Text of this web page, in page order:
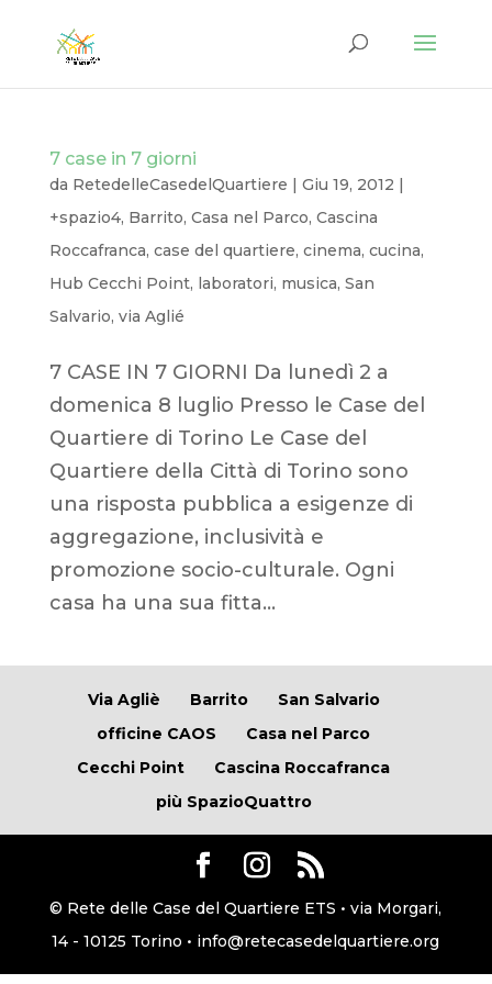
7 case in 7 giorni
da RetedelleCasedelQuartiere | Giu 19, 2012 |
+spazio4, Barrito, Casa nel Parco, Cascina
Roccafranca, case del quartiere, cinema, cucina,
Hub Cecchi Point, laboratori, musica, San
Salvario, via Aglié
7 CASE IN 7 GIORNI Da lunedì 2 a
domenica 8 luglio Presso le Case del
Quartiere di Torino Le Case del
Quartiere della Città di Torino sono
una risposta pubblica a esigenze di
aggregazione, inclusività e
promozione socio-culturale. Ogni
casa ha una sua fitta...
Via Agliè Barrito
San Salvario
officine CAOS
Casa nel Parco
Cecchi Point
Cascina Roccafranca
più SpazioQuattro
© Rete delle Case del Quartiere ETS • via Morgari,
14 - 10125 Torino • info@retecasedelquartiere.org